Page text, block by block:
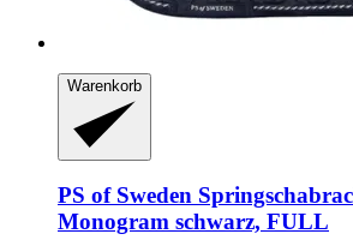
Warenkorb
PS of Sweden
Monogram schwarz, FULL